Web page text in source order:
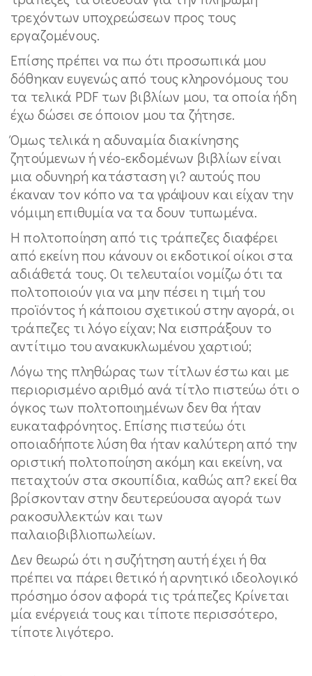
τρεχόντων υποχρεώσεων προς τους
εργαζομένους.
Επίσης πρέπει να πω ότι προσωπικά μου
δόθηκαν ευγενώς από τους κληρονόμους του
τα τελικά PDF των βιβλίων μου, τα οποία ήδη
έχω δώσει σε όποιον μου τα ζήτησε.
Όμως τελικά η αδυναμία διακίνησης
ζητούμενων ή νέο-εκδομένων βιβλίων είναι
μια οδυνηρή κατάσταση γι? αυτούς που
έκαναν τον κόπο να τα γράψουν και είχαν την
νόμιμη επιθυμία να τα δουν τυπωμένα.
Η πολτοποίηση από τις τράπεζες διαφέρει
από εκείνη που κάνουν οι εκδοτικοί οίκοι στα
αδιάθετά τους. Οι τελευταίοι νομίζω ότι τα
πολτοποιούν για να μην πέσει η τιμή του
προϊόντος ή κάποιου σχετικού στην αγορά, οι
τράπεζες τι λόγο είχαν; Να εισπράξουν το
αντίτιμο του ανακυκλωμένου χαρτιού;
Λόγω της πληθώρας των τίτλων έστω και με
περιορισμένο αριθμό ανά τίτλο πιστεύω ότι ο
όγκος των πολτοποιημένων δεν θα ήταν
ευκαταφρόνητος. Επίσης πιστεύω ότι
οποιαδήποτε λύση θα ήταν καλύτερη από την
οριστική πολτοποίηση ακόμη και εκείνη, να
πεταχτούν στα σκουπίδια, καθώς απ? εκεί θα
βρίσκονταν στην δευτερεύουσα αγορά των
ρακοσυλλεκτών και των
παλαιοβιβλιοπωλείων.
Δεν θεωρώ ότι η συζήτηση αυτή έχει ή θα
πρέπει να πάρει θετικό ή αρνητικό ιδεολογικό
πρόσημο όσον αφορά τις τράπεζες Κρίνεται
μία ενέργειά τους και τίποτε περισσότερο,
τίποτε λιγότερο.